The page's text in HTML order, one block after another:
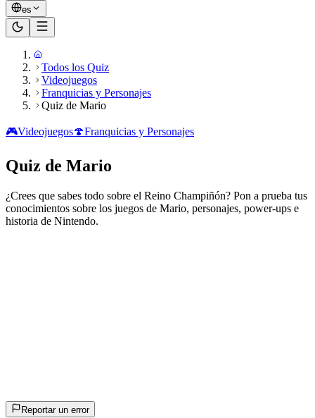
es
Todos los Quiz
Videojuegos
Franquicias y Personajes
Quiz de Mario
🎮Videojuegos🍄Franquicias y Personajes
Quiz de Mario
¿Crees que sabes todo sobre el Reino Champiñón? Pon a prueba tus
conocimientos sobre los juegos de Mario, personajes, power-ups e
historia de Nintendo.
Reportar un error